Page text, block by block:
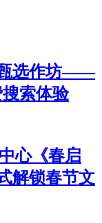
甄选作坊——
索体验
心《春启
解锁春节文